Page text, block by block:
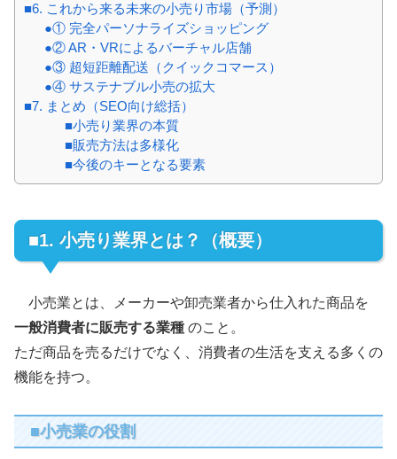
■6. これから来る未来の小売り市場（予測）
●① 完全パーソナライズショッピング
●② AR・VRによるバーチャル店舗
●③ 超短距離配送（クイックコマース）
●④ サステナブル小売の拡大
■7. まとめ（SEO向け総括）
■小売り業界の本質
■販売方法は多様化
■今後のキーとなる要素
■1. 小売り業界とは？（概要）
小売業とは、メーカーや卸売業者から仕入れた商品を
一般消費者に販売する業種 のこと。
ただ商品を売るだけでなく、消費者の生活を支える多くの
機能を持つ。
■小売業の役割